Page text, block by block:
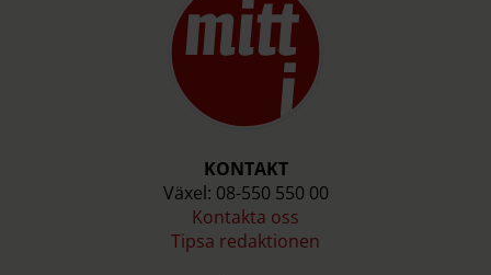
KONTAKT
Växel: 08-550 550 00
Kontakta oss
Tipsa redaktionen